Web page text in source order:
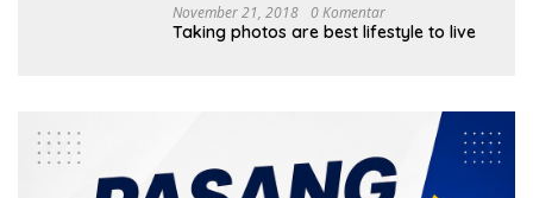
November 21, 2018 0 Komentar
Taking photos are best lifestyle to live